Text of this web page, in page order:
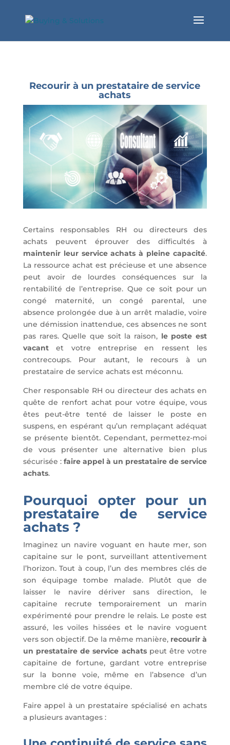
Recourir à un prestataire de service
achats
Certains responsables RH ou directeurs des
achats peuvent éprouver des difficultés à
maintenir leur service achats à pleine capacité.
La ressource achat est précieuse et une absence
peut avoir de lourdes conséquences sur la
rentabilité de l’entreprise. Que ce soit pour un
congé maternité, un congé parental, une
absence prolongée due à un arrêt maladie, voire
une démission inattendue, ces absences ne sont
pas rares. Quelle que soit la raison, le poste est
vacantet votre entreprise en ressent les
contrecoups. Pour autant, le recours à un
prestataire de service achats est méconnu.
Cher responsable RH ou directeur des achats en
quête de renfort achat pour votre équipe, vous
êtes peut-être tenté de laisser le poste en
suspens, en espérant qu’un remplaçant adéquat
se présente bientôt. Cependant, permettez-moi
de vous présenter une alternative bien plus
sécurisée : faire appel à un prestataire de service
achats.
Pourquoi opter pour un
prestataire de service
achats ?
Imaginez un navire voguant en haute mer, son
capitaine sur le pont, surveillant attentivement
l’horizon. Tout à coup, l’un des membres clés de
son équipage tombe malade. Plutôt que de
laisser le navire dériver sans direction, le
capitaine recrute temporairement un marin
expérimenté pour prendre le relais. Le poste est
assuré, les voiles hissées et le navire voguent
vers son objectif. De la même manière, recourir à
un prestataire de service achatspeut être votre
capitaine de fortune, gardant votre entreprise
sur la bonne voie, même en l’absence d’un
membre clé de votre équipe.
Faire appel à un prestataire spécialisé en achats
a plusieurs avantages :